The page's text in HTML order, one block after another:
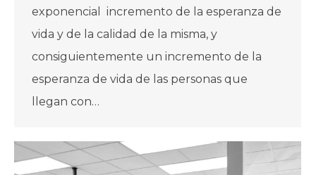
exponencial incremento de la esperanza de
vida y de la calidad de la misma, y
consiguientemente un incremento de la
esperanza de vida de las personas que
llegan con…